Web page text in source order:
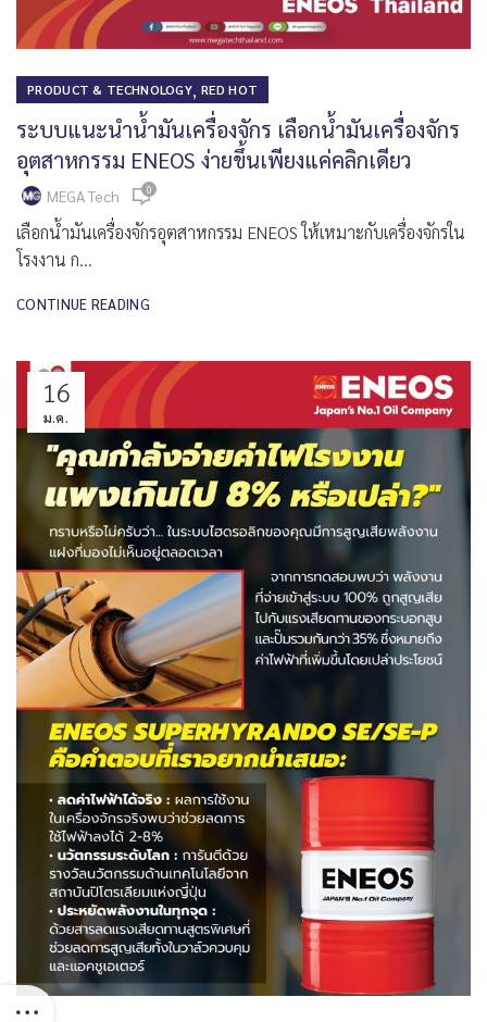
PRODUCT & TECHNOLOGY, RED HOT
ระบบแนะนำน้ำมันเครื่องจักร เลือกน้ำมันเครื่องจักร
อุตสาหกรรม ENEOS ง่ายขึ้นเพียงแค่คลิกเดียว
MEGA Tech 0
เลือกน้ำมันเครื่องจักรอุตสาหกรรม ENEOS ให้เหมาะกับเครื่องจักรใน
โรงงาน ก...
CONTINUE READING
16
ม.ค.